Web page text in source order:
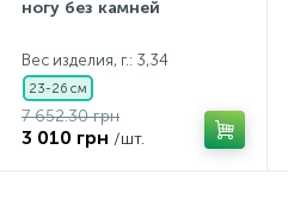
ногу без камней
Вес изделия, г.: 3,34
23-26 см
7 652.30 грн
3 010 грн /шт.